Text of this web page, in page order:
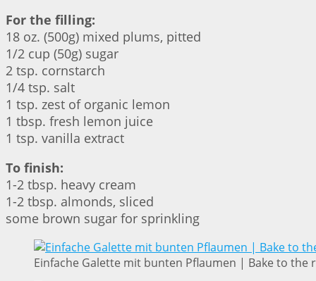
For the filling:
18 oz. (500g) mixed plums, pitted
1/2 cup (50g) sugar
2 tsp. cornstarch
1/4 tsp. salt
1 tsp. zest of organic lemon
1 tbsp. fresh lemon juice
1 tsp. vanilla extract
To finish:
1-2 tbsp. heavy cream
1-2 tbsp. almonds, sliced
some brown sugar for sprinkling
Einfache Galette mit bunten Pflaumen | Bake to the